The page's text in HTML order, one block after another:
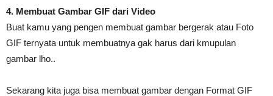
4. Membuat Gambar GIF dari Video
Buat kamu yang pengen membuat gambar bergerak atau Foto
GIF ternyata untuk membuatnya gak harus dari kmupulan
gambar lho..
Sekarang kita juga bisa membuat gambar dengan Format GIF